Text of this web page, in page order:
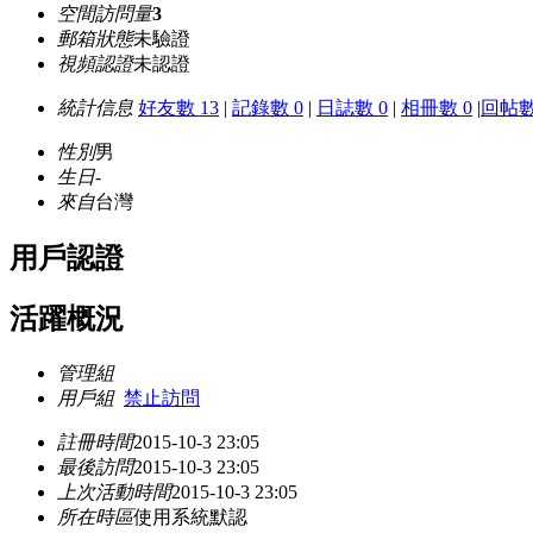
空間訪問量3
郵箱狀態未驗證
視頻認證未認證
統計信息 好友數 13 | 記錄數 0 | 日誌數 0 | 相冊數 0 |回帖
性別男
生日-
來自台灣
用戶認證
活躍概況
管理組
用戶組 禁止訪問
註冊時間2015-10-3 23:05
最後訪問2015-10-3 23:05
上次活動時間2015-10-3 23:05
所在時區使用系統默認